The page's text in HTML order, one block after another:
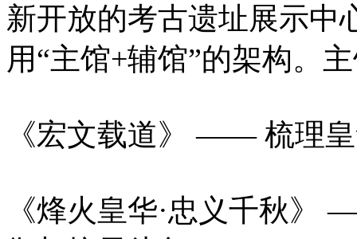
新开放的考古遗址展示中
用“主馆+辅馆”的架构。
《宏文载道》 —— 梳理
《烽火皇华·忠义千秋